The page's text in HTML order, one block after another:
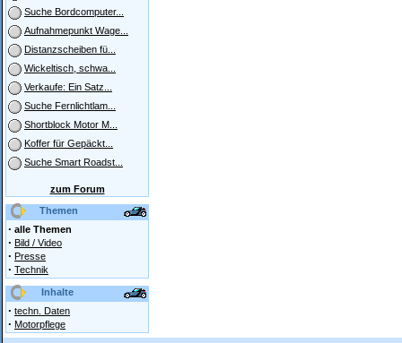
Suche Bordcomputer...
Aufnahmepunkt Wage...
Distanzscheiben fü...
Wickeltisch, schwa...
Verkaufe: Ein Satz...
Suche Fernlichtlam...
Shortblock Motor M...
Koffer für Gepäckt...
Suche Smart Roadst...
zum Forum
Themen
· alle Themen
· Bild / Video
· Presse
· Technik
Inhalte
· techn. Daten
· Motorpflege